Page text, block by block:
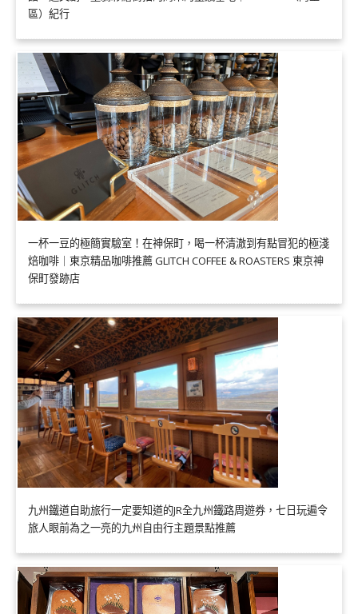
區）紀行
一杯一豆的極簡實驗室！在神保町，喝一杯清澈到有點冒犯的極淺
焙咖啡｜東京精品咖啡推薦 GLITCH COFFEE & ROASTERS 東京神
保町發跡店
九州鐵道自助旅行一定要知道的JR全九州鐵路周遊券，七日玩遍令
旅人眼前為之一亮的九州自由行主題景點推薦